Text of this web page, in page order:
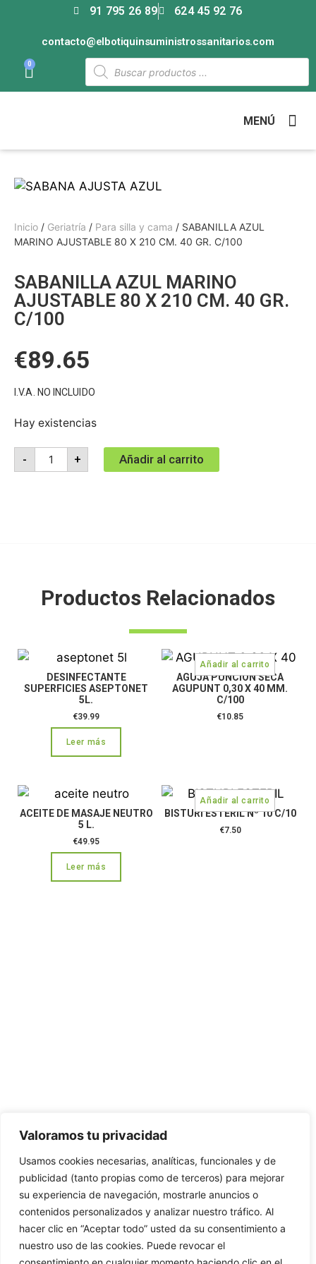
Valoramos tu privacidad
Usamos cookies necesarias, analíticas, funcionales y de
publicidad (tanto propias como de terceros) para mejorar
su experiencia de navegación, mostrarle anuncios o
contenidos personalizados y analizar nuestro tráfico. Al
hacer clic en “Aceptar todo” usted da su consentimiento a
nuestro uso de las cookies. Puede revocar el
91 795 26 89 624 45 92 76
contacto@elbotiquinsuministrossanitarios.com
0
MENÚ
Inicio / Geriatría / Para silla y cama / SABANILLA AZUL
MARINO AJUSTABLE 80 X 210 CM. 40 GR. C/100
SABANILLA AZUL MARINO
AJUSTABLE 80 X 210 CM. 40 GR.
C/100
€89.65
I.V.A. NO INCLUIDO
Hay existencias
- + Añadir al carrito
Productos Relacionados
DESINFECTANTE
SUPERFICIES ASEPTONET
5L.
€39.99
Leer más
AGUJA PUNCIÓN SECA
AGUPUNT 0,30 X 40 MM.
C/100
€10.85
ACEITE DE MASAJE NEUTRO
5 L.
€49.95
Leer más
BISTURI ESTERIL Nº 10 C/10
€7.50
contacto@elbotiquinsuministrossanitarios.com
· Política de Privacidad
· Política de Cookies
· Política de Envíos y Devoluciones